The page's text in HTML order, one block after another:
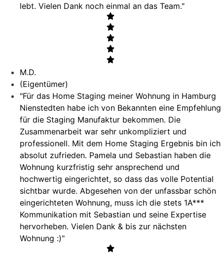
lebt. Vielen Dank noch einmal an das Team."
M.D.
(Eigentümer)
"Für das Home Staging meiner Wohnung in Hamburg
Nienstedten habe ich von Bekannten eine Empfehlung
für die Staging Manufaktur bekommen. Die
Zusammenarbeit war sehr unkompliziert und
professionell. Mit dem Home Staging Ergebnis bin ich
absolut zufrieden. Pamela und Sebastian haben die
Wohnung kurzfristig sehr ansprechend und
hochwertig eingerichtet, so dass das volle Potential
sichtbar wurde. Abgesehen von der unfassbar schön
eingerichteten Wohnung, muss ich die stets 1A***
Kommunikation mit Sebastian und seine Expertise
hervorheben. Vielen Dank & bis zur nächsten
Wohnung :)"